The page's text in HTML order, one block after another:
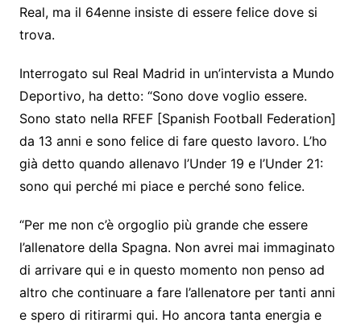
Real, ma il 64enne insiste di essere felice dove si
trova.
Interrogato sul Real Madrid in un’intervista a Mundo
Deportivo, ha detto: “Sono dove voglio essere.
Sono stato nella RFEF [Spanish Football Federation]
da 13 anni e sono felice di fare questo lavoro. L’ho
già detto quando allenavo l’Under 19 e l’Under 21:
sono qui perché mi piace e perché sono felice.
“Per me non c’è orgoglio più grande che essere
l’allenatore della Spagna. Non avrei mai immaginato
di arrivare qui e in questo momento non penso ad
altro che continuare a fare l’allenatore per tanti anni
e spero di ritirarmi qui. Ho ancora tanta energia e